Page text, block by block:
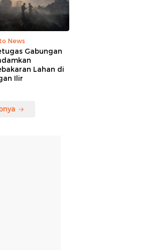
News
Gabungan
Lahan di
Ilir